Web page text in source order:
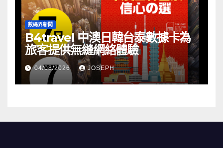
數碼界新聞
B4travel 中澳日韓台泰數據卡為
旅客提供無縫網絡體驗
04/08/2026 JOSEPH